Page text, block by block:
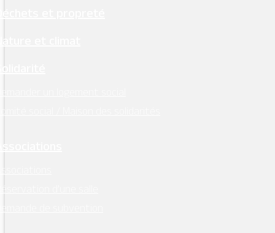
et propreté
et climat
un logement social
social / Maison des solidarités
d’une salle
de subvention